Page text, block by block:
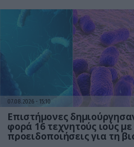
07.08.2026 15:10
Επιστήμονες
φορά 16 τεχνητούς ιούς με
προειδοποιήσεις για τη